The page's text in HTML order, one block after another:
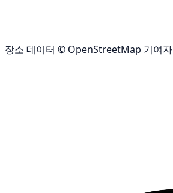
장소 데이터 © OpenStreetMap 기여자